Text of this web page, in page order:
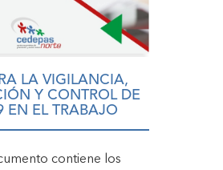
LA VIGILANCIA,
Y CONTROL DE
EN EL TRABAJO
contiene los